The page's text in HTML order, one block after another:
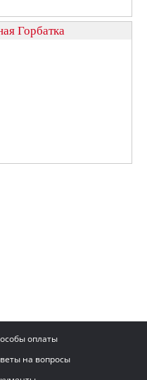
Горбатка
оплаты
на вопросы